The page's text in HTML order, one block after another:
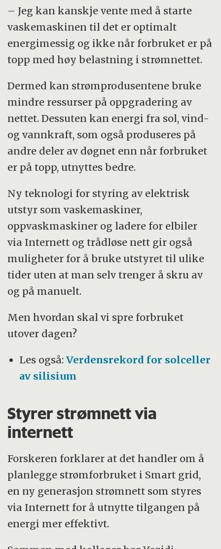
– Jeg kan kanskje vente med å starte
vaskemaskinen til det er optimalt
energimessig og ikke når forbruket er på
topp med høy belastning i strømnettet.
Dermed kan strømprodusentene bruke
mindre ressurser på oppgradering av
nettet. Dessuten kan energi fra sol, vind-
og vannkraft, som også produseres på
andre deler av døgnet enn når forbruket
er på topp, utnyttes bedre.
Ny teknologi for styring av elektrisk
utstyr som vaskemaskiner,
oppvaskmaskiner og ladere for elbiler
via Internett og trådløse nett gir også
muligheter for å bruke utstyret til ulike
tider uten at man selv trenger å skru av
og på manuelt.
Men hvordan skal vi spre forbruket
utover dagen?
Les også:Verdensrekord for solceller
av silisium
Styrer strømnett via
internett
Forskeren forklarer at det handler om å
planlegge strømforbruket i Smart grid,
en ny generasjon strømnett som styres
via Internett for å utnytte tilgangen på
energi mer effektivt.